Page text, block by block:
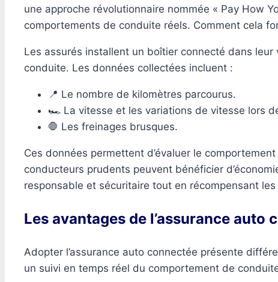
une approche révolutionnaire nommée « Pay How
comportements de conduite réels. Comment cela
Les assurés installent un boîtier connecté dans
conduite. Les données collectées incluent :
📍 Le nombre de kilomètres parcourus.
🏎️ La vitesse et les variations de vitesse lors
🛑 Les freinages brusques.
Ces données permettent d’évaluer le
conducteurs prudents peuvent bénéficier
responsable et sécuritaire tout en récompensant
Les avantages de l’assurance auto
Adopter l’assurance auto connectée présente
un suivi en temps réel du comportement de